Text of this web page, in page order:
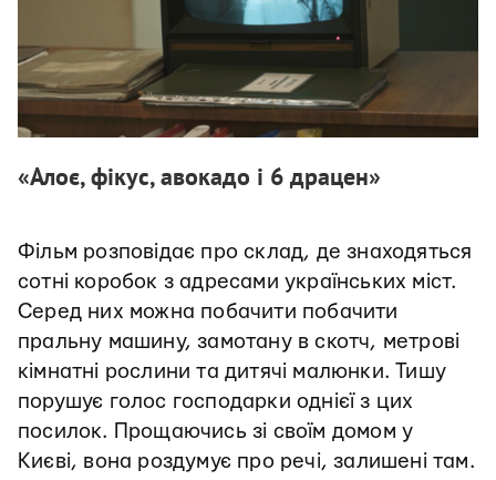
«Алоє, фікус, авокадо і 6 драцен»
Фільм розповідає про склад, де знаходяться
сотні коробок з адресами українських міст.
Серед них можна побачити побачити
пральну машину, замотану в скотч, метрові
кімнатні рослини та дитячі малюнки. Тишу
порушує голос господарки однієї з цих
посилок. Прощаючись зі своїм домом у
Києві, вона роздумує про речі, залишені там.